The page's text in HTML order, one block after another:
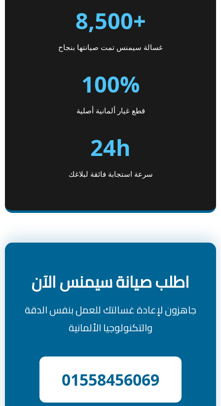
+8,500
غسالة سيمنس تمت صيانتها بنجاح
100%
قطع غيار ألمانية أصلية
24h
سرعة استجابة فائقة لبلاغك
اطلب صيانة سيمنس الآن
جاهزون لإعادة غسالتك للعمل بنفس الدقة
والتكنولوجيا الألمانية
01558456069